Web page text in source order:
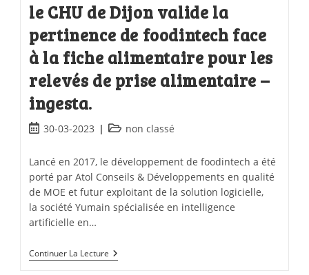
le CHU de Dijon valide la
pertinence de foodintech face
à la fiche alimentaire pour les
relevés de prise alimentaire –
ingesta.
30-03-2023 non classé
Lancé en 2017, le développement de foodintech a été
porté par Atol Conseils & Développements en qualité
de MOE et futur exploitant de la solution logicielle,
la société Yumain spécialisée en intelligence
artificielle en…
Continuer La Lecture